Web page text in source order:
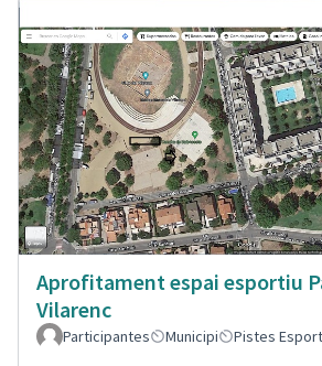
Aprofitament espai esportiu
Vilarenc
Participantes Municipi Pistes